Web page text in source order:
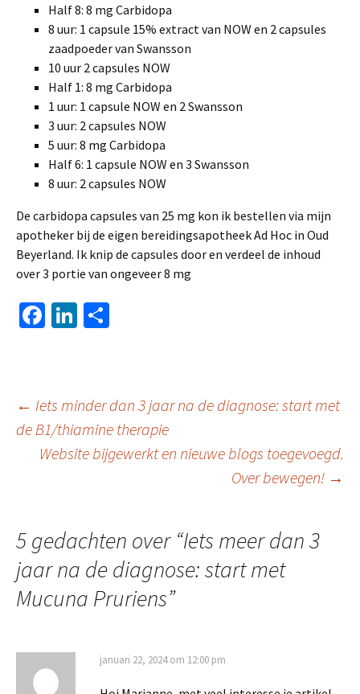
Half 8: 8 mg Carbidopa
8 uur: 1 capsule 15% extract van NOW en 2 capsules
zaadpoeder van Swansson
10 uur 2 capsules NOW
Half 1: 8 mg Carbidopa
1 uur: 1 capsule NOW en 2 Swansson
3 uur: 2 capsules NOW
5 uur: 8 mg Carbidopa
Half 6: 1 capsule NOW en 3 Swansson
8 uur: 2 capsules NOW
De carbidopa capsules van 25 mg kon ik bestellen via mijn
apotheker bij de eigen bereidingsapotheek Ad Hoc in Oud
Beyerland. Ik knip de capsules door en verdeel de inhoud
over 3 portie van ongeveer 8 mg
Fa
o
o
k
Li
dI
n
n
Berichtnavigatie
← Iets minder dan 3 jaar na de diagnose: start met
de B1/thiamine therapie
Website bijgewerkt en nieuwe blogs toegevoegd.
Over bewegen! →
5 gedachten over “Iets meer dan 3
jaar na de diagnose: start met
Mucuna Pruriens”
januari 22, 2024 om 12:00 pm